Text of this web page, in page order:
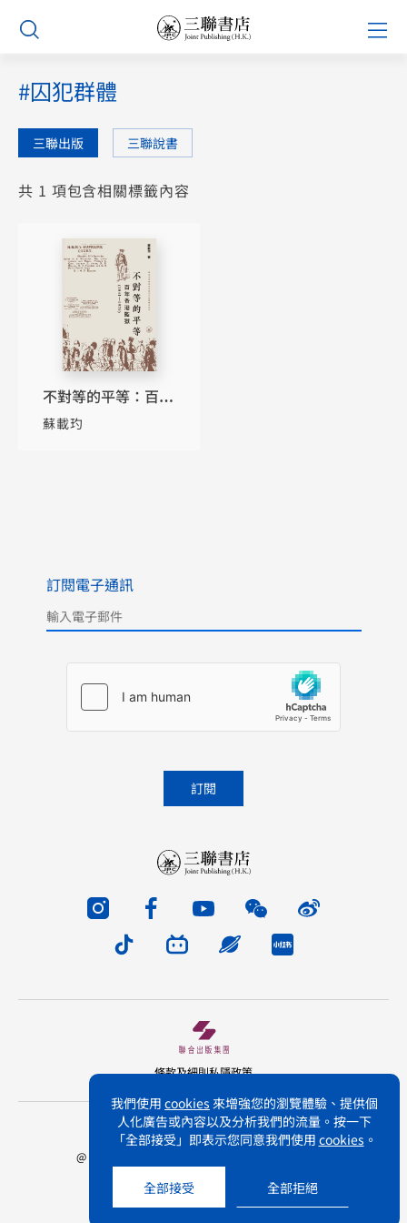
我們使用 cookies 來增強您的瀏覽體驗、提供個
人化廣告或內容以及分析我們的流量。按一下
「全部接受」即表示您同意我們使用 cookies 。
全部接受 全部拒絕
Skip
content
#囚犯群體
三聯出版 三聯說書
共 1 項包含相關標籤內容
不對等的平等：百年
香港監獄（1841-
蘇載玓
訂閱電子通訊
版權所有 不得轉載 三聯書店(香港)有限公司
@ Joint Publishing (Hong Kong) Company Limited.
All rights reserved.
條款及細則私隱政策